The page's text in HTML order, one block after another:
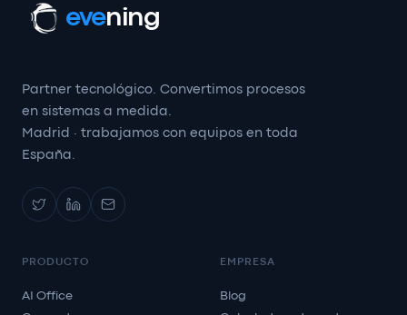
evening
Partner tecnológico. Convertimos procesos
en sistemas a medida.
Madrid · trabajamos con equipos en toda
España.
PRODUCTO
AI Office
EMPRESA
Blog